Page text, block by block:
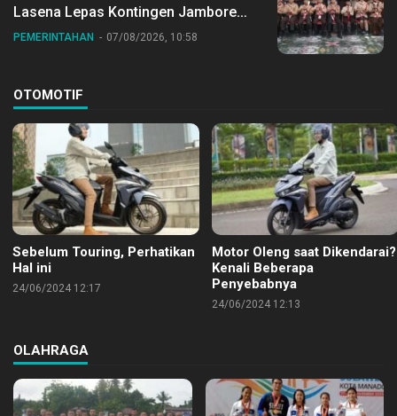
Lasena Lepas Kontingen Jambore
Nasional ke XII di Buperta Cibubur
PEMERINTAHAN 07/08/2026, 10:58
OTOMOTIF
Sebelum Touring, Perhatikan
Hal ini
24/06/2024 12:17
Motor Oleng saat Dikendarai?
Kenali Beberapa
Penyebabnya
24/06/2024 12:13
OLAHRAGA